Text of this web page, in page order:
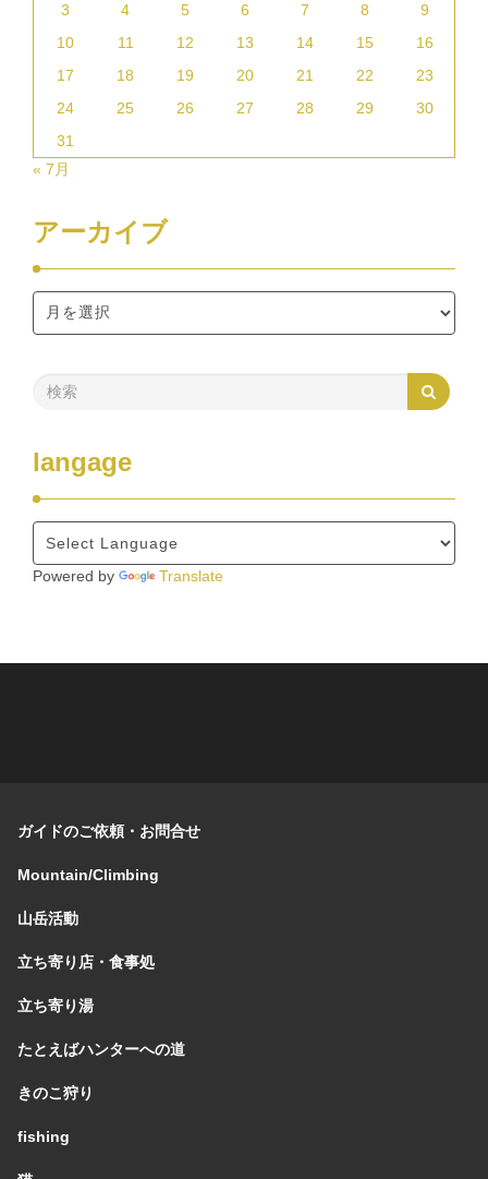
3
4 5 6 7 8
9
10
11 12 13 14 15
16
17
18 19 20 21 22
23
24
25 26 27 28 29
30
31
« 7月
アーカイブ
langage
Powered by Translate
ガイドのご依頼・お問合せ
Mountain/Climbing
山岳活動
立ち寄り店・食事処
立ち寄り湯
たとえばハンターへの道
きのこ狩り
fishing